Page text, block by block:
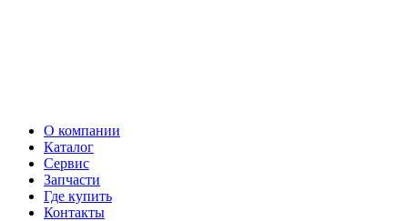
О компании
Каталог
Сервис
Запчасти
Где купить
Контакты